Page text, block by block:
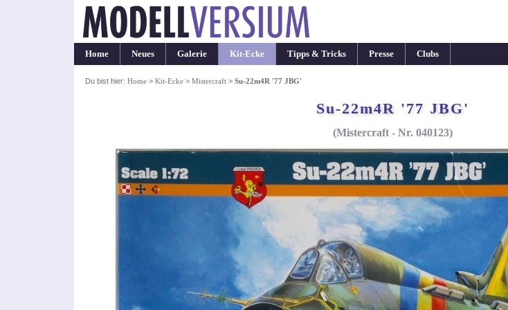
Home Neues Galerie Kit-Ecke Tipps & Tricks Presse Clubs
Du bist hier: Home> Kit-Ecke> Mistercraft> Su-22m4R '77 JBG'
Su-22m4R '77 JBG'
(Mistercraft - Nr. 040123)